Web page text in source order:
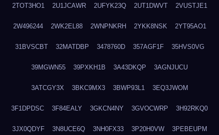
2TOT3HO1 2U1JCAWR 2UFYK23Q 2UT1DWVT 2VUSTJE1
2W496244 2WK2EL88 2WNPNKRH 2YKK8NSK 2YT95AO1
31BVSCBT 32MATDBP 3478760D 357AGF1F 35HVS0VG
39MGWN55 39PXKH1B 3A43DKQP 3AGNJUCU
3ATCGY3X 3BKC9MX3 3BWP93L1 3EQ3JWOM
3F1DPDSC 3F84EALY 3GKCN4NY 3GVOCWRP 3H92RKQ0
3JX0QDYF 3N8UCE6Q 3NH0FX33 3P20H0VW 3PEBEUPM